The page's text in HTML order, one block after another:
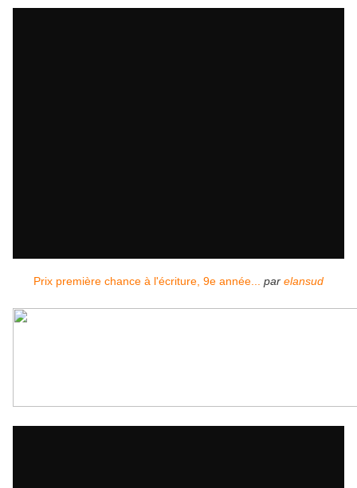
Prix première chance à l'écriture, 9e année... par elansud